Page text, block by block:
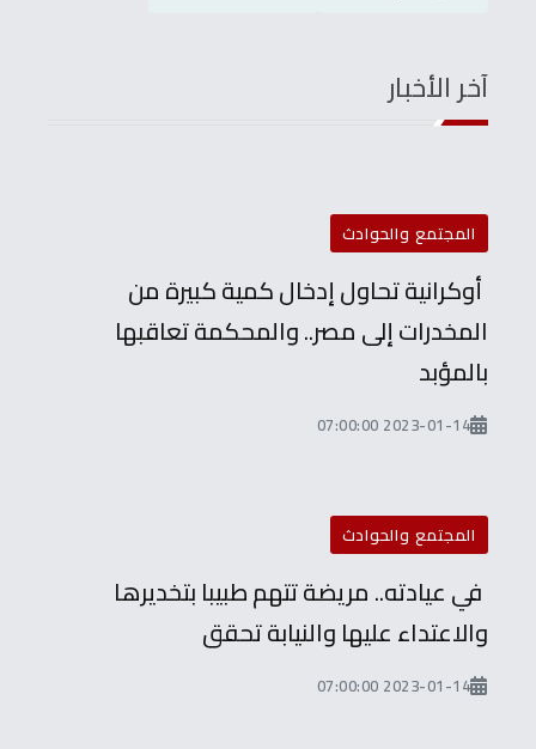
آخر الأخبار
المجتمع والحوادث
أوكرانية تحاول إدخال كمية كبيرة من
المخدرات إلى مصر.. والمحكمة تعاقبها
بالمؤبد
2023-01-14 07:00:00
المجتمع والحوادث
في عيادته.. مريضة تتهم طبيبا بتخديرها
والاعتداء عليها والنيابة تحقق
2023-01-14 07:00:00